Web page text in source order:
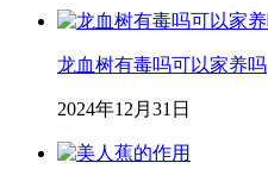
龙血树有毒吗可以家养吗
2024年12月31日